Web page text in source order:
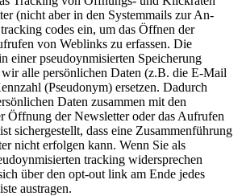
(nicht aber in den Systemmails zur An-
codes ein, um das Öffnen der
von Weblinks zu erfassen. Die
einer pseudoynmisierten Speicherung
alle persönlichen Daten (z.B. die E-Mail
(Pseudonym) ersetzen. Dadurch
Daten zusammen mit den
Öffnung der Newsletter oder das Aufrufen
sichergestellt, dass eine Zusammenführung
nicht erfolgen kann. Wenn Sie als
tracking widersprechen
über den opt-out link am Ende jedes
austragen.